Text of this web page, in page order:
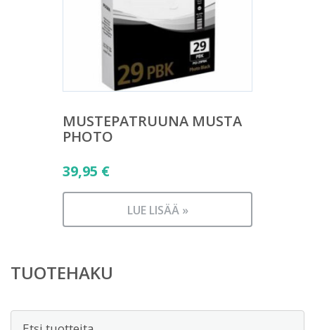
MUSTEPATRUUNA MUSTA
PHOTO
39,95 €
LUE LISÄÄ »
TUOTEHAKU